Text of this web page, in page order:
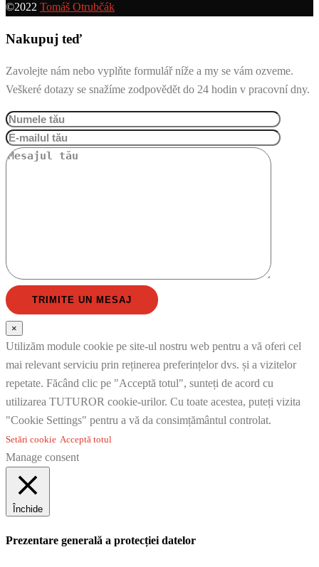
©2022 Tomáš Otrubčák
Nakupuj teď
Zavolejte nám nebo vyplňte formulář níže a my se vám ozveme.
Veškeré dotazy se snažíme zodpovědět do 24 hodin v pracovní dny.
×
Utilizăm module cookie pe site-ul nostru web pentru a vă oferi cel
mai relevant serviciu prin reținerea preferințelor dvs. și a vizitelor
repetate. Făcând clic pe "Acceptă totul", sunteți de acord cu
utilizarea TUTUROR cookie-urilor. Cu toate acestea, puteți vizita
"Cookie Settings" pentru a vă da consimțământul controlat.
Setări cookie Acceptă totul
Manage consent
Închide
Prezentare generală a protecției datelor